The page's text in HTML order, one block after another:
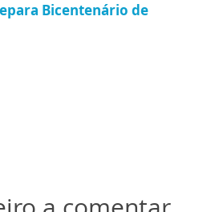
Bicentenário de